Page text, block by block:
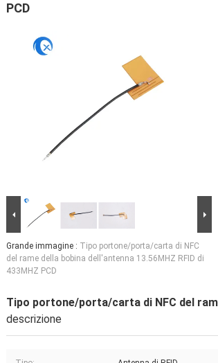
PCD
Grande immagine : Tipo portone/porta/carta di NFC
del rame della bobina dell'antenna 13.56MHZ RFID di
433MHZ PCD
Tipo portone/porta/carta di NFC del
descrizione